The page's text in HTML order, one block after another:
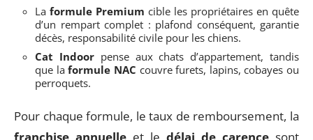
La formule Premium cible les propriétaires en quête
d’un rempart complet : plafond conséquent, garantie
décès, responsabilité civile pour les chiens.
Cat Indoorpense aux chats d’appartement, tandis
que laformule NAC couvre furets, lapins, cobayes ou
perroquets.
Pour chaque formule, le taux de remboursement, la
franchise annuelle et le délai de carence sont